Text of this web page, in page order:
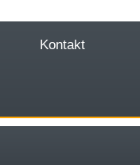
Kontakt